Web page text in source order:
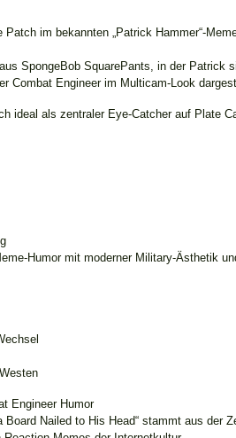
im bekannten „Patrick Hammer“-
SpongeBob SquarePants, in der Patrick
Combat Engineer im Multicam-Look
ideal als zentraler Eye-Catcher auf Plate
Humor mit moderner Military-Ästhetik
Engineer Humor
Board Nailed to His Head“ stammt aus der